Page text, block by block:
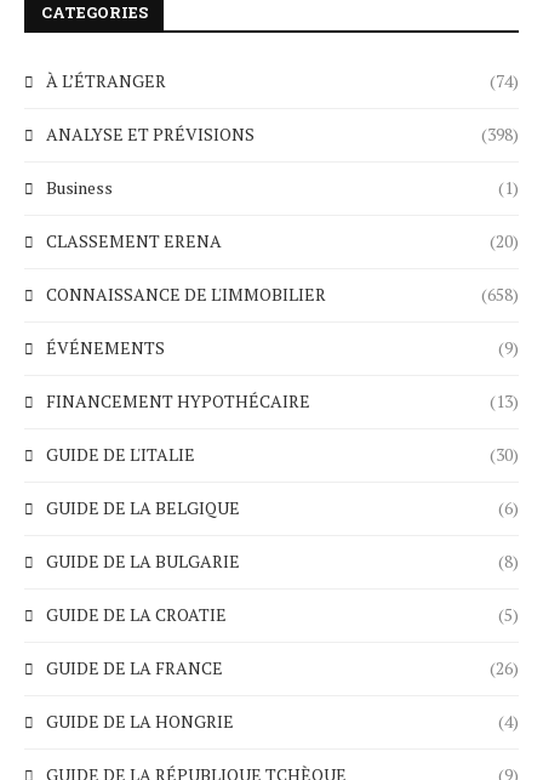
CATEGORIES
À L’ÉTRANGER (74)
ANALYSE ET PRÉVISIONS (398)
Business (1)
CLASSEMENT ERENA (20)
CONNAISSANCE DE L'IMMOBILIER (658)
ÉVÉNEMENTS (9)
FINANCEMENT HYPOTHÉCAIRE (13)
GUIDE DE L'ITALIE (30)
GUIDE DE LA BELGIQUE (6)
GUIDE DE LA BULGARIE (8)
GUIDE DE LA CROATIE (5)
GUIDE DE LA FRANCE (26)
GUIDE DE LA HONGRIE (4)
GUIDE DE LA RÉPUBLIQUE TCHÈQUE (9)